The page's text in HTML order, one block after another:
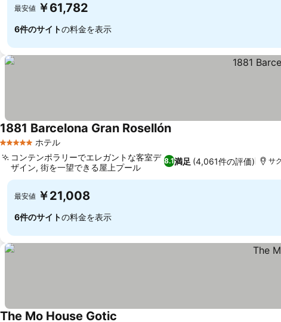
最安値 ￥61,782
6件のサイトの料金を表示
5 ホテルのランク
ホテル
1881 Barcelona Gran Rosellón
8.1満足 (4,061件の評価)
コンテンポラリーでエレガントな客室デ
ザイン, 街を一望できる屋上プール
サ
最安値 ￥21,008
6件のサイトの料金を表示
The Mo House Gotic